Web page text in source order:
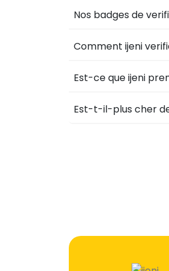
Nos badges de
Comment ijeni
Est-ce que ijeni
Est-t-il-plus cher